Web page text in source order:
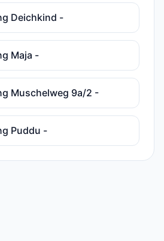
Deichkind -
Maja -
Muschelweg 9a/2 -
Puddu -